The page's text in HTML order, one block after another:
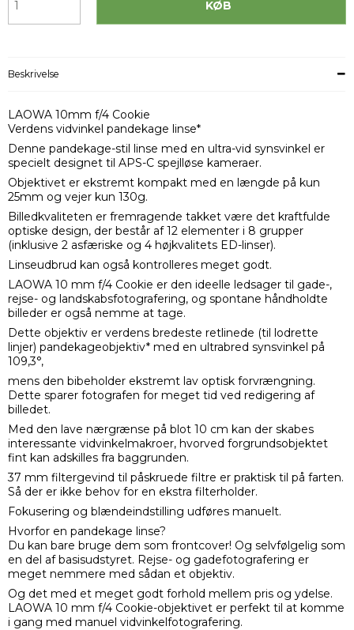
KØB
Beskrivelse
LAOWA 10mm f/4 Cookie
Verdens vidvinkel pandekage linse*
Denne pandekage-stil linse med en ultra-vid synsvinkel er
specielt designet til APS-C spejlløse kameraer.
Objektivet er ekstremt kompakt med en længde på kun
25mm og vejer kun 130g.
Billedkvaliteten er fremragende takket være det kraftfulde
optiske design, der består af 12 elementer i 8 grupper
(inklusive 2 asfæriske og 4 højkvalitets ED-linser).
Linseudbrud kan også kontrolleres meget godt.
LAOWA 10 mm f/4 Cookie er den ideelle ledsager til gade-,
rejse- og landskabsfotografering, og spontane håndholdte
billeder er også nemme at tage.
Dette objektiv er verdens bredeste retlinede (til lodrette
linjer) pandekageobjektiv* med en ultrabred synsvinkel på
109,3°,
mens den bibeholder ekstremt lav optisk forvrængning.
Dette sparer fotografen for meget tid ved redigering af
billedet.
Med den lave nærgrænse på blot 10 cm kan der skabes
interessante vidvinkelmakroer, hvorved forgrundsobjektet
fint kan adskilles fra baggrunden.
37 mm filtergevind til påskruede filtre er praktisk til på farten.
Så der er ikke behov for en ekstra filterholder.
Fokusering og blændeindstilling udføres manuelt.
Hvorfor en pandekage linse?
Du kan bare bruge dem som frontcover! Og selvfølgelig som
en del af basisudstyret. Rejse- og gadefotografering er
meget nemmere med sådan et objektiv.
Og det med et meget godt forhold mellem pris og ydelse.
LAOWA 10 mm f/4 Cookie-objektivet er perfekt til at komme
i gang med manuel vidvinkelfotografering.